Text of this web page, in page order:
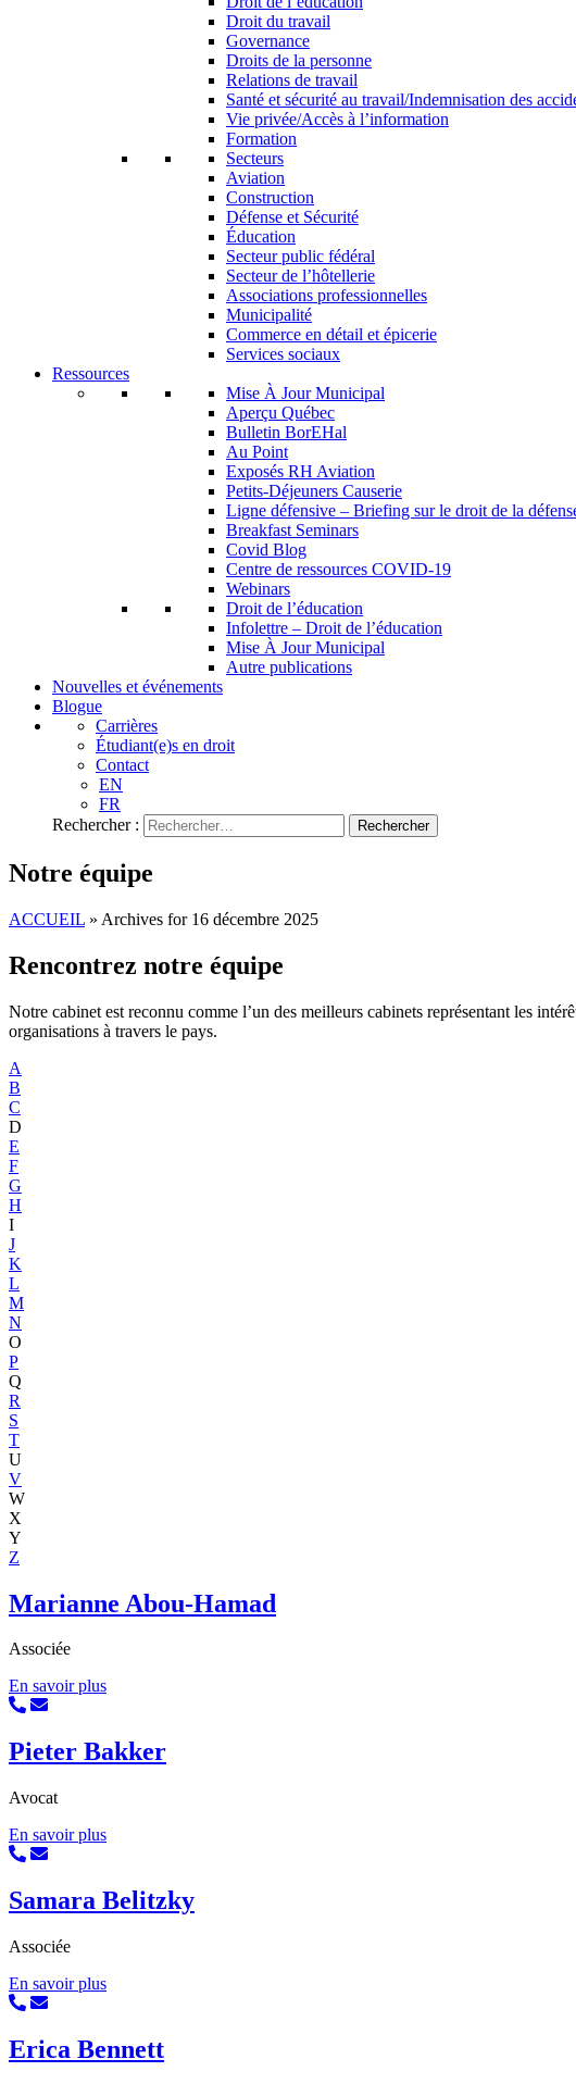
Droit du travail
Governance
Droits de la personne
Relations de travail
Santé et sécurité au travail/Indemnisation des
Vie privée/Accès à l’information
Formation
Secteurs
Aviation
Construction
Défense et Sécurité
Éducation
Secteur public fédéral
Secteur de l’hôtellerie
Associations professionnelles
Municipalité
Commerce en détail et épicerie
Services sociaux
Ressources
Mise À Jour Municipal
Aperçu Québec
Bulletin BorEHal
Au Point
Exposés RH Aviation
Petits-Déjeuners Causerie
Ligne défensive – Briefing sur le droit de la
Breakfast Seminars
Covid Blog
Centre de ressources COVID-19
Webinars
Droit de l’éducation
Infolettre – Droit de l’éducation
Mise À Jour Municipal
Autre publications
Nouvelles et événements
Blogue
Carrières
Étudiant(e)s en droit
Contact
EN
FR
Rechercher :
Notre équipe
ACCUEIL » Archives for 16 décembre 2025
Rencontrez notre équipe
Notre cabinet est reconnu comme l’un des meilleurs cabinets représentant les
organisations à travers le pays.
A
B
C
D
E
F
G
H
I
J
K
L
M
N
O
P
Q
R
S
T
U
V
W
X
Y
Z
Marianne Abou-Hamad
Associée
En savoir plus
Pieter Bakker
Avocat
En savoir plus
Samara Belitzky
Associée
En savoir plus
Erica Bennett